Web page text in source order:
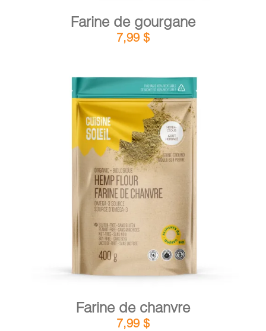
Farine de gourgane
7,99 $
AJOUTER AU PANIER
Farine de chanvre
7,99 $